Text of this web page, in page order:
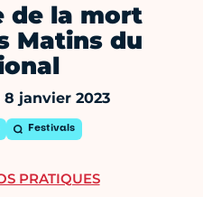
de la mort
Matins du
janvier 2023
Festivals
PRATIQUES